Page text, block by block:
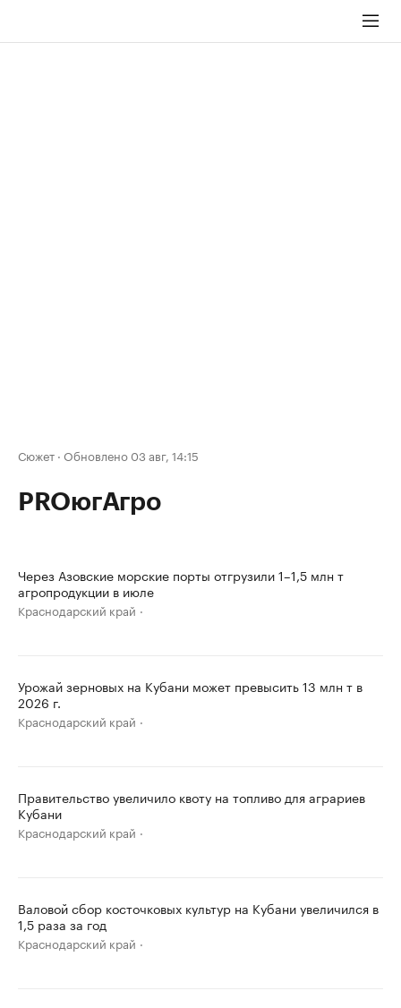
Сюжет · Обновлено 03 авг, 14:15
PROюгАгро
Через Азовские морские порты отгрузили 1–1,5 млн т
агропродукции в июле
Краснодарский край
Урожай зерновых на Кубани может превысить 13 млн т в
2026 г.
Краснодарский край
Правительство увеличило квоту на топливо для аграриев
Кубани
Краснодарский край
Валовой сбор косточковых культур на Кубани увеличился в
1,5 раза за год
Краснодарский край